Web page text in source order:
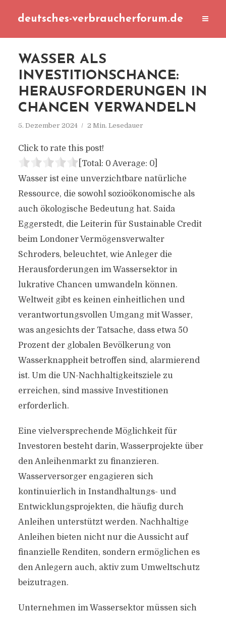
deutsches-verbraucherforum.de
WASSER ALS
INVESTITIONSCHANCE:
HERAUSFORDERUNGEN IN
CHANCEN VERWANDELN
5. Dezember 2024 2 Min. Lesedauer
Click to rate this post!
[Total: 0 Average: 0]
Wasser ist eine unverzichtbare natürliche
Ressource, die sowohl sozioökonomische als
auch ökologische Bedeutung hat. Saida
Eggerstedt, die Leiterin für Sustainable Credit
beim Londoner Vermögensverwalter
Schroders, beleuchtet, wie Anleger die
Herausforderungen im Wassersektor in
lukrative Chancen umwandeln können.
Weltweit gibt es keinen einheitlichen und
verantwortungsvollen Umgang mit Wasser,
was angesichts der Tatsache, dass etwa 50
Prozent der globalen Bevölkerung von
Wasserknappheit betroffen sind, alarmierend
ist. Um die UN-Nachhaltigkeitsziele zu
erreichen, sind massive Investitionen
erforderlich.
Eine vielversprechende Möglichkeit für
Investoren besteht darin, Wasserprojekte über
den Anleihenmarkt zu finanzieren.
Wasserversorger engagieren sich
kontinuierlich in Instandhaltungs- und
Entwicklungsprojekten, die häufig durch
Anleihen unterstützt werden. Nachhaltige
Anleihen bieten nicht nur die Aussicht auf
finanzielle Renditen, sondern ermöglichen es
den Anlegern auch, aktiv zum Umweltschutz
beizutragen.
Unternehmen im Wassersektor müssen sich